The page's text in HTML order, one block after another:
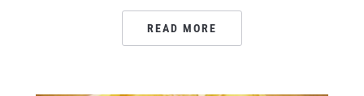
READ MORE